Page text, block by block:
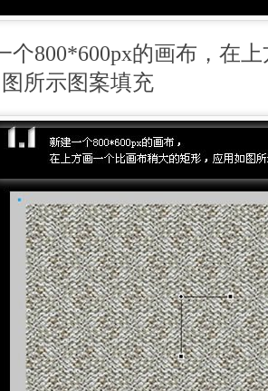
800*600px的画布，在上
所示图案填充